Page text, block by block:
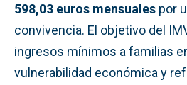
598,03 euros mensuales por
convivencia. El objetivo del
ingresos mínimos a familias
vulnerabilidad económica y